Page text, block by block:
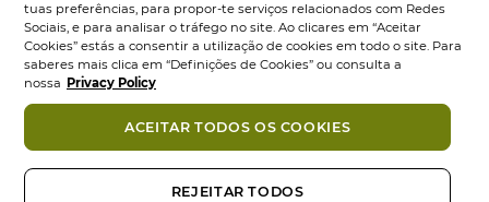
Base Coat Laque
Botanique - 6 ml
Frasco ml
4.7
5
estrelas.
Top Coat Efeito Gel
Laque Botanique...
4.5
em
5
estrelas.
50
11,95 €
tuas preferências, para propor-te serviços relacionados com Redes
Sociais, e para analisar o tráfego no site. Ao clicares em “Aceitar
Cookies” estás a consentir a utilização de cookies em todo o site. Para
saberes mais clica em “Definições de Cookies” ou consulta a
nossa Privacy Policy
REJEITAR TODOS
ACEITAR TODOS OS COOKIES